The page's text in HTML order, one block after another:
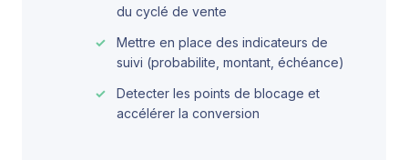
du cyclé de vente
Mettre en place des indicateurs de
suivi (probabilite, montant, échéance)
Detecter les points de blocage et
accélérer la conversion